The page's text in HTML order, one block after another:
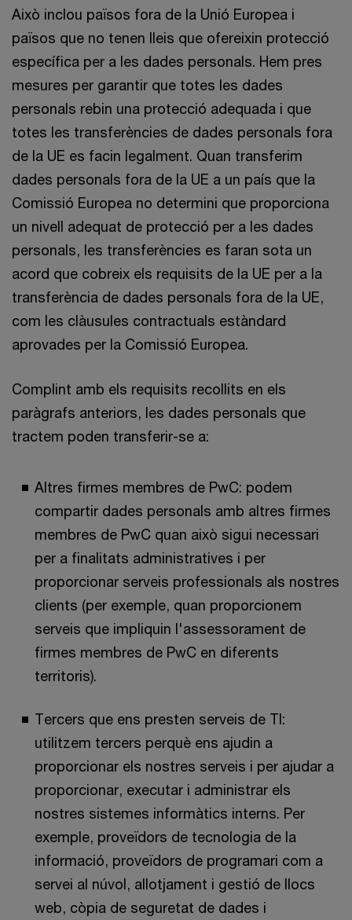
Això inclou països fora de la Unió Europea i
països que no tenen lleis que ofereixin protecció
específica per a les dades personals. Hem pres
mesures per garantir que totes les dades
personals rebin una protecció adequada i que
totes les transferències de dades personals fora
de la UE es facin legalment. Quan transferim
dades personals fora de la UE a un país que la
Comissió Europea no determini que proporciona
un nivell adequat de protecció per a les dades
personals, les transferències es faran sota un
acord que cobreix els requisits de la UE per a la
transferència de dades personals fora de la UE,
com les clàusules contractuals estàndard
aprovades per la Comissió Europea.
Complint amb els requisits recollits en els
paràgrafs anteriors, les dades personals que
tractem poden transferir-se a:
Altres firmes membres de PwC: podem
compartir dades personals amb altres firmes
membres de PwC quan això sigui necessari
per a finalitats administratives i per
proporcionar serveis professionals als nostres
clients (per exemple, quan proporcionem
serveis que impliquin l'assessorament de
firmes membres de PwC en diferents
territoris).
Tercers que ens presten serveis de TI:
utilitzem tercers perquè ens ajudin a
proporcionar els nostres serveis i per ajudar a
proporcionar, executar i administrar els
nostres sistemes informàtics interns. Per
exemple, proveïdors de tecnologia de la
informació, proveïdors de programari com a
servei al núvol, allotjament i gestió de llocs
web, còpia de seguretat de dades i